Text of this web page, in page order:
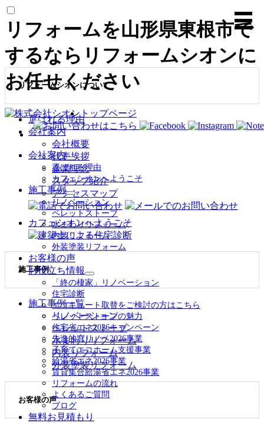
リフォームを山形県東根市で
するならリフォームシオンに
お任せください
トップページ
会社案内
サ
ブ
メ
ニ
ュ
ー
を
展
開
選ばれる理由
カフェシオンへようこそ
施工事例
サ
ブ
メ
ニ
ュ
ー
を
展
開
リノベーション
ペレットストーブ
水まわりリフォーム
内装リフォーム
外装塗装リフォーム
お客様の声
お役立ち情報
サ
ブ
ニ
ュ
ー
を
展
開
「終の棲家」リノベーション
住宅診断
エコキュート取替をご検討の方はこちら
ペレットストーブの魅力
住宅省エネ2026キャンペーン
先進的窓リノベ2026事業
子育てエコホーム支援事業
給湯省エネ2026事業
賃貸集合給湯省エネ2026事業
リフォームの流れ
よくあるご質問
ブログ
無料お見積もり
リフォームシオンについて
選ばれる理由
会社案内
会社概要
代表挨拶
企業理念
スタッフ紹介
アクセスマップ
カフェシオンへようこそ
施工事例
施工事例一覧
リノベーション
ペレットストーブ
水まわりリフォーム
内装リフォーム
外装塗装リフォーム
お客様の声